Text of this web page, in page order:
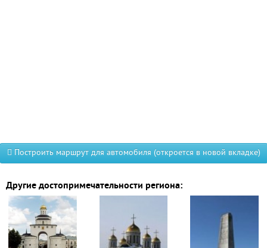
Построить маршрут для автомобиля (откроется в новой вкладке)
Другие достопримечательности региона: